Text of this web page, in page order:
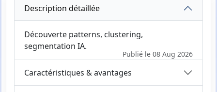
Description détaillée
Découverte patterns, clustering,
segmentation IA.
Publié le 08 Aug 2026
Caractéristiques & avantages